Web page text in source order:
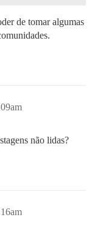
de tomar algumas
não lidas?